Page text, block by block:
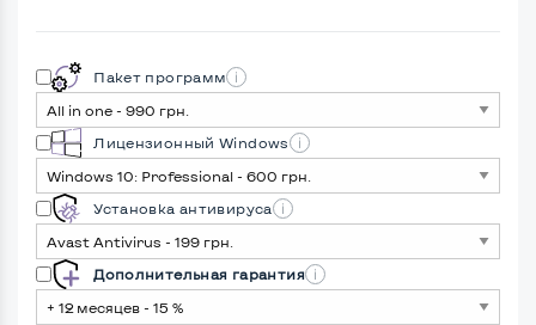
Пакет программ
Лицензионный Windows
Установка антивируса
Дополнительная гарантия